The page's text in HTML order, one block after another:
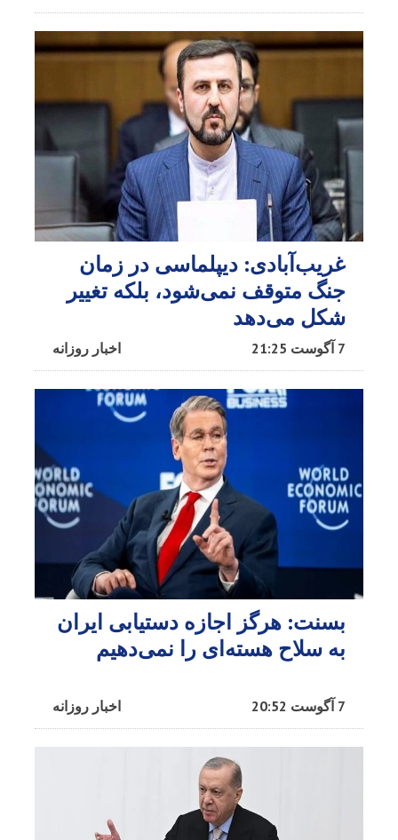
غریب‌آبادی: دیپلماسی در زمان
جنگ متوقف نمی‌شود، بلکه تغییر
شکل می‌دهد
اخبار روزانه 7 آگوست 21:25
بسنت: هرگز اجازه دستیابی ایران
به سلاح هسته‌ای را نمی‌دهیم
اخبار روزانه 7 آگوست 20:52